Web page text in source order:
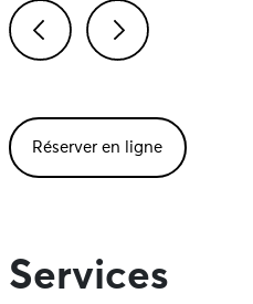
Réserver en ligne
Services